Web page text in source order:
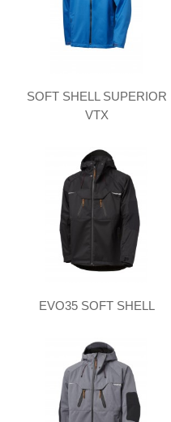
SOFT SHELL SUPERIOR
VTX
EVO35 SOFT SHELL